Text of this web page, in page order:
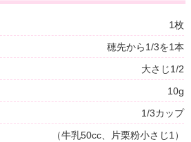
1枚
穂先から1/3を1本
大さじ1/2
10g
1/3カップ
（牛乳50cc、片栗粉小さじ1）